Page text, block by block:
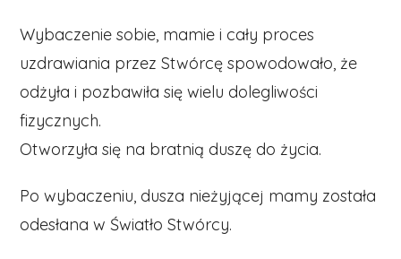
Wybaczenie sobie, mamie i cały proces
uzdrawiania przez Stwórcę spowodowało, że
odżyła i pozbawiła się wielu dolegliwości
fizycznych.
Otworzyła się na bratnią duszę do życia.
Po wybaczeniu, dusza nieżyjącej mamy została
odesłana w Światło Stwórcy.